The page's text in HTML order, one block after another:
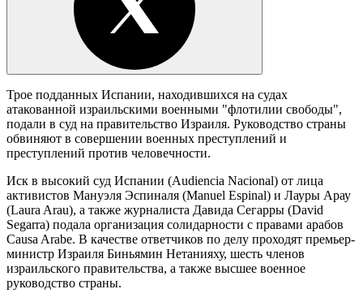
Трое подданных Испании, находившихся на судах
атакованной израильскими военными "флотилии свободы",
подали в суд на правительство Израиля. Руководство страны
обвиняют в совершении военных преступлений и
преступлений против человечности.
Иск в высокий суд Испании (Audiencia Nacional) от лица
активистов Мануэля Эспиналя (Manuel Espinal) и Лауры Арау
(Laura Arau), а также журналиста Давида Сегарры (David
Segarra) подала организация солидарности с правами арабов
Causa Arabe. В качестве ответчиков по делу проходят премьер-
министр Израиля Биньямин Нетанияху, шесть членов
израильского правительства, а также высшее военное
руководство страны.